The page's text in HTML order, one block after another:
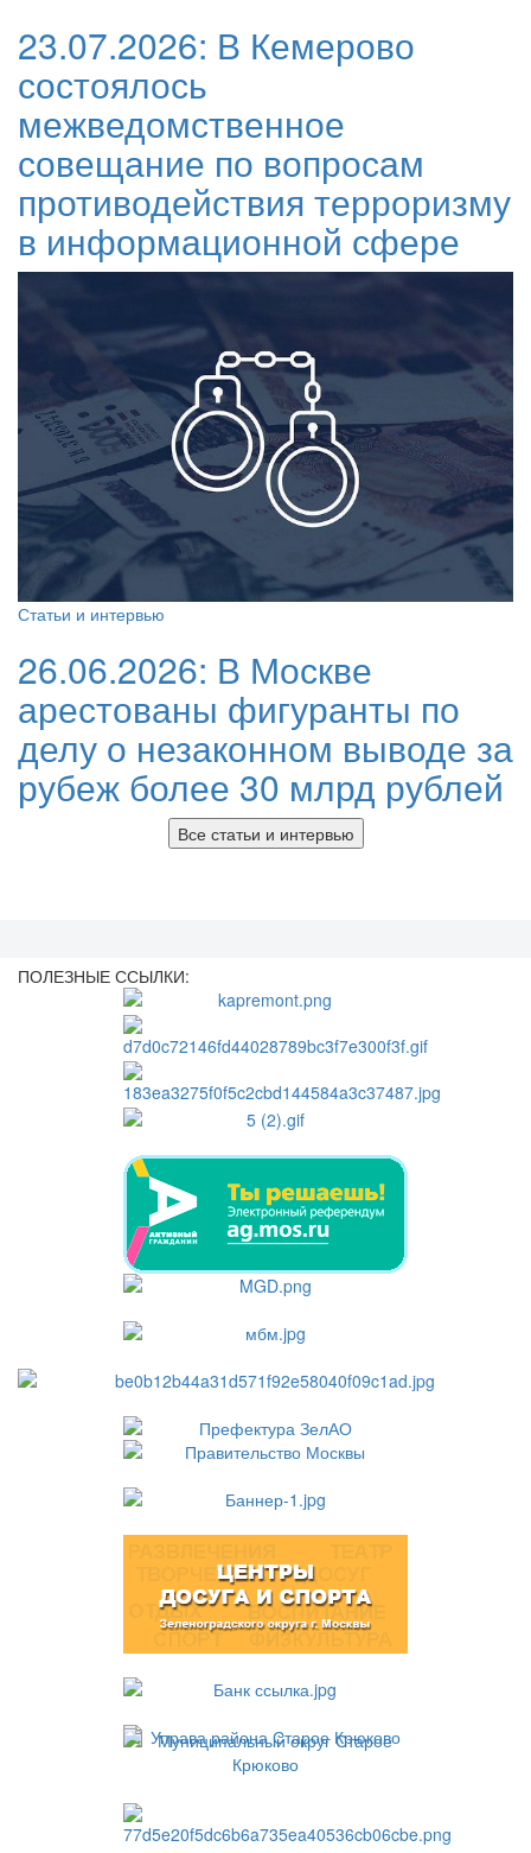
23.07.2026: В Кемерово
состоялось
межведомственное
совещание по вопросам
противодействия терроризму
в информационной сфере
Статьи и интервью
26.06.2026: В Москве
арестованы фигуранты по
делу о незаконном выводе за
рубеж более 30 млрд рублей
Все статьи и интервью
ПОЛЕЗНЫЕ ССЫЛКИ: